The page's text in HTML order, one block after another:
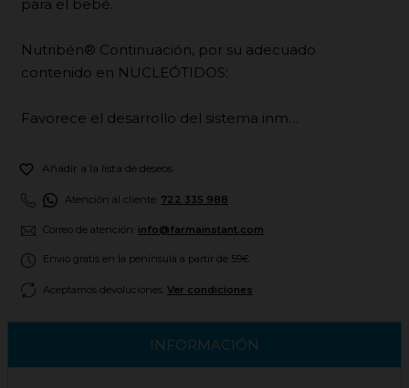
para el bebé.
Nutribén® Continuación, por su adecuado
contenido en NUCLEÓTIDOS:
Favorece el desarrollo del sistema inm…
 Añadir a la lista de deseos
Atención al cliente: 722 335 988
Correo de atención: info@farmainstant.com
Envío gratis en la península a partir de 59€
Aceptamos devoluciones. Ver condiciones
INFORMACIÓN